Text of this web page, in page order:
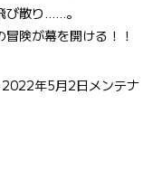
び散り……。
険が幕を開ける！！
年5月2日メンテナ